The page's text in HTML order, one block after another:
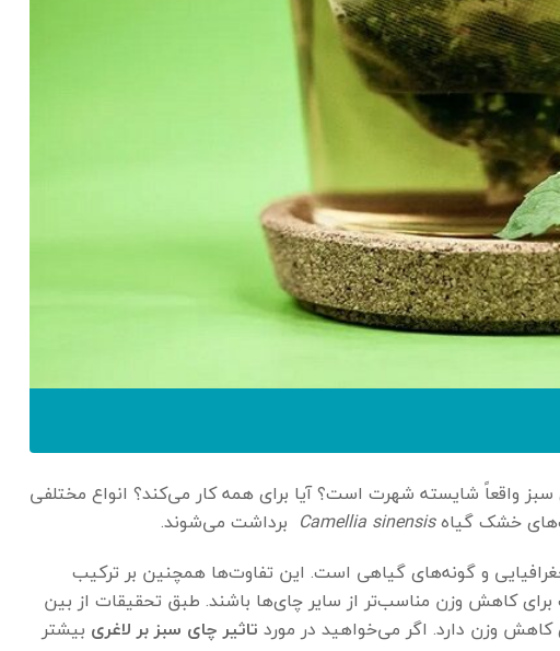
واقعاً شایسته شهرت است؟ آیا برای همه کار می‌کند؟ انواع مختلفی
خشک گیاهCamellia sinensis برداشت می‌شوند.
و گونه‌های گیاهی است. این تفاوت‌ها همچنین بر ترکیب
کاهش وزن مناسب‌تر از سایر چای‌ها باشند. طبق تحقیقات از بین
کاهش وزن دارد. اگر می‌خواهید در مورد تاثیر چای سبز بر لاغری بیشتر